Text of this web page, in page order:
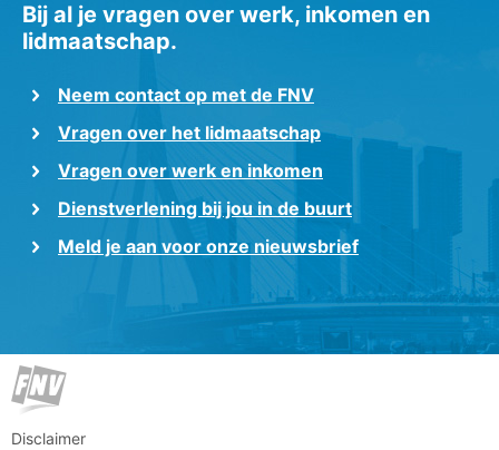
Bij al je vragen over werk, inkomen en
lidmaatschap.
Neem contact op met de FNV
Vragen over het lidmaatschap
Vragen over werk en inkomen
Dienstverlening bij jou in de buurt
Meld je aan voor onze nieuwsbrief
Disclaimer